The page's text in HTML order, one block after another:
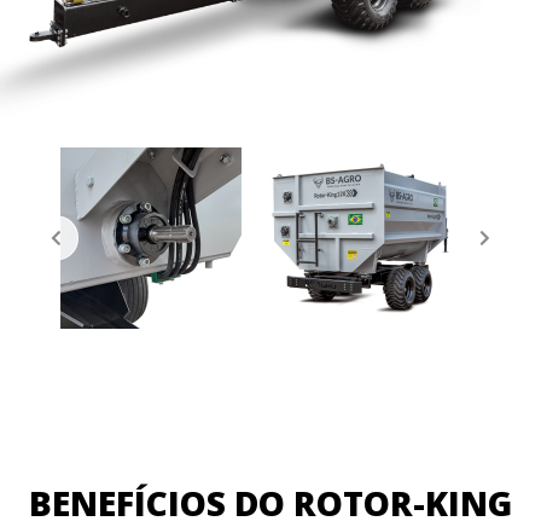
BENEFÍCIOS DO ROTOR-KING